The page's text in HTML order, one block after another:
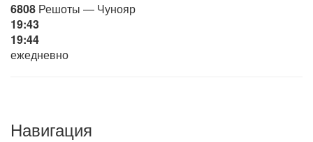
6808 Решоты — Чунояр
19:43
19:44
ежедневно
Навигация